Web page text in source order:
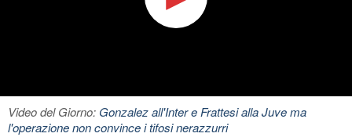
Video del Giorno: Gonzalez all'Inter e Frattesi alla Juve ma
l'operazione non convince i tifosi nerazzurri